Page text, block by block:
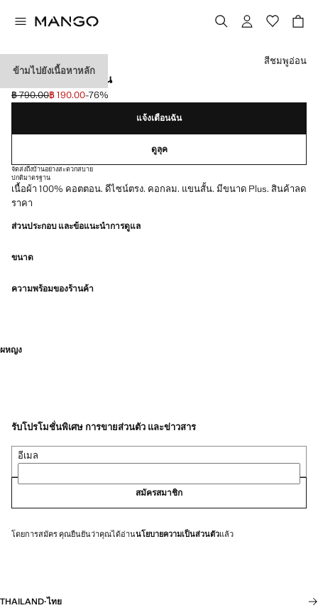
ข้ามไปยังเนื้อหาหลัก
เสื้อยืดผ้าฝ้ายแขนสั้น
ลดราคาเริ่มต้น [฿ 790.00 ]
฿ 790.00
ราคาปัจจุบัน [฿ 190.00 ]
฿ 190.00-76%
เลือกสี
สีชมพูอ่อน
แจ้งเตือนฉัน
ดูลุค
จัดส่งถึงบ้านอย่างสะดวกสบาย
ปกติมาตรฐาน
เนื้อผ้า 100% คอตตอน. ดีไซน์ตรง. คอกลม. แขนสั้น. มีขนาด Plus. สินค้าลด
ราคา
ส่วนประกอบ และข้อแนะนำการดูแล
ขนาด
ความพร้อมของร้านค้า
ผหญง
รับโปรโมชั่นพิเศษ การขายส่วนตัว และข่าวสาร
อีเมล
สมัครสมาชิก
โดยการสมัคร คุณยืนยันว่าคุณได้อ่านนโยบายความเป็นส่วนตัวแล้ว
THAILAND·ไทย